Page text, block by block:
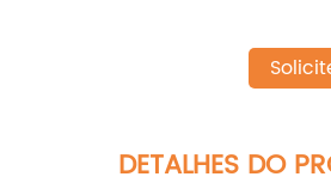
DETALHES DO